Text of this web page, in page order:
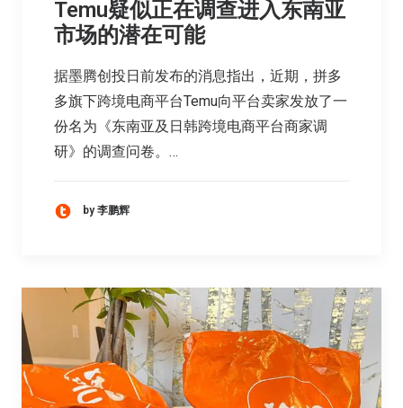
Temu疑似正在调查进入东南亚
市场的潜在可能
据墨腾创投日前发布的消息指出，近期，拼多
多旗下跨境电商平台Temu向平台卖家发放了一
份名为《东南亚及日韩跨境电商平台商家调
研》的调查问卷。…
by 李鹏辉